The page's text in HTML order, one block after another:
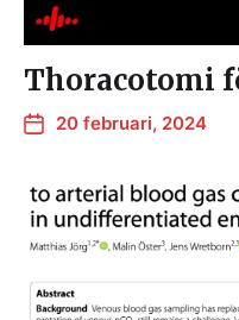
Thoracotomi
20 februari, 2024